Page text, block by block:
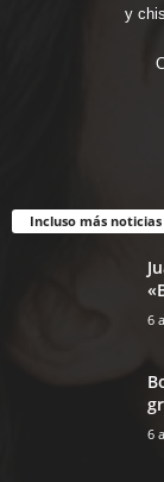
y
Incluso más noticias
6
6